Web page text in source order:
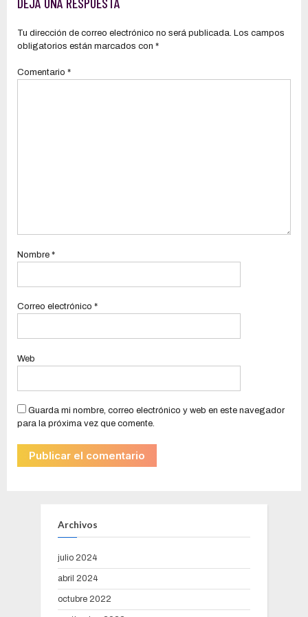
las excepciones
Tu dirección de correo electrónico no será publicada. Los campos
obligatorios están marcados con *
Comentario *
Nombre *
Correo electrónico *
Web
Guarda mi nombre, correo electrónico y web en este navegador
para la próxima vez que comente.
Archivos
julio 2024
abril 2024
octubre 2022